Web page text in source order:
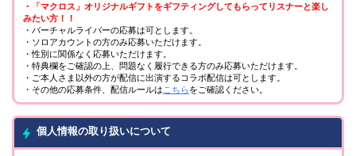
・「マクロス」オリジナルギフトをギフティングしてもらってリスナーと楽し
みたい方！！
・バーチャルライバーの応募は可とします。
・ソロアカウントの方のみ応募いただけます。
・性別に関係なく応募いただけます。
・特典欄をご確認の上、問題なく履行できる方のみ応募いただけます。
・ご本人さま以外の方が配信に出演するコラボ配信は可とします。
・その他の応募条件、配信ルールはこちらをご確認ください。
個人情報の取り扱いについて